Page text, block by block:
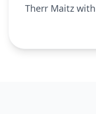
Therr Maitz